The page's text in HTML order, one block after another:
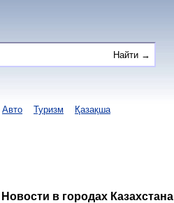
Авто Туризм Қазақша
Новости в городах Казахстана